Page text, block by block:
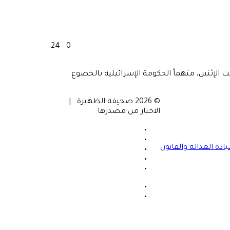
0
متهماً الحكومة الإسرائيلية بالخضوع
العدالة والقانون
© 2026 صحيفة الظهيرة |
الاخبار من مصدرها